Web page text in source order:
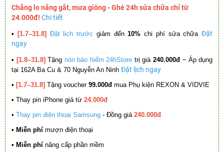
Chẳng lo nắng gắt, mưa giông - Ghé 24h sửa chữa chỉ từ
24.000đ! Chi tiết
• [1.7–31.8] Đặt lịch trước giảm đến10% chi phí sửa chữa Đặt
ngay
• [1.8–31.8] Tặng nón bảo hiểm 24hStore trị giá 240.000đ – Áp dụng
tại 162A Ba Cu & 70 Nguyễn An Ninh Đặt lịch ngay
• [1.7–31.8] Tặng voucher 99.000đ mua Phụ kiện REXON & VIDVIE
• Thay pin iPhone giá từ 24.000đ
• Thay pin điện thoại Samsung - Đồng giá 240.000đ
• Miễn phí mượn điện thoại
• Miễn phí nâng cấp phần mềm